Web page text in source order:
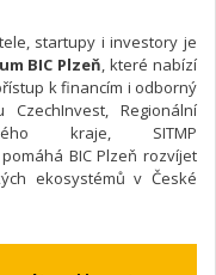
startupy i investory je
BIC Plzeň, které nabízí
k financím i odborný
Regionální
kraje, SITMP
BIC Plzeň rozvíjet
ekosystémů v České